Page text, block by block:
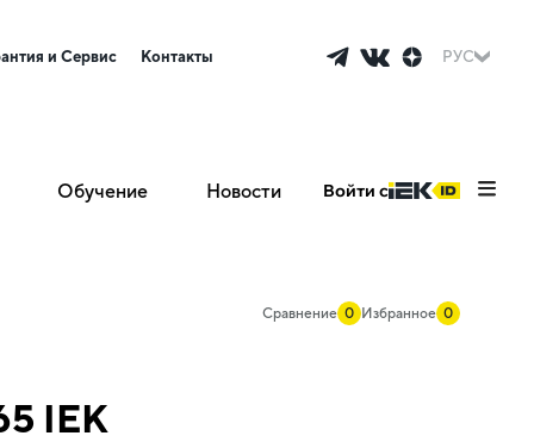
и Сервис Контакты РУС
Обучение Новости Войти с
Сравнение 0 Избранное 0
IEK